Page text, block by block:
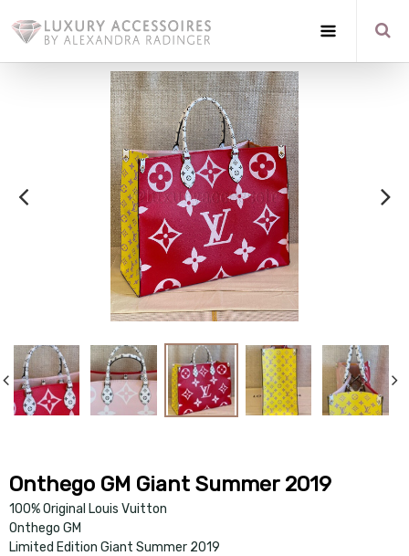
Onthego GM Giant Summer 2019
100% Original Louis Vuitton
Onthego GM
Limited Edition Giant Summer 2019